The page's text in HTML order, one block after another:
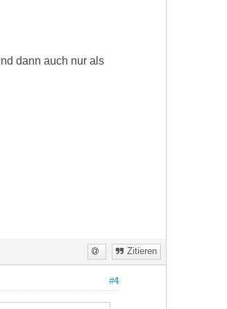
dann auch nur als
Zitieren
#4